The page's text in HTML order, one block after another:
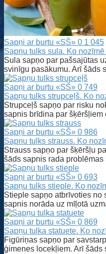
Sapņi ar burtu «SŠ» 0 1 045
Sapnu tulks sula. Ko
Sula sapņo par pašsajūtas
svinīgu pasākumu. Arī šāds
Sapņi ar burtu «SŠ» 0 749
Sapņu tulks strupceļš. Ko
Strupceļš sapņo par risku
sapnis brīdina par šķēršļiem
Sapņi ar burtu «SŠ» 0 986
Sapnu tulks strauss. Ko
Strauss sapņo par šķēršļu
šāds sapnis rada problēmas
Sapņi ar burtu «SŠ» 0 693
Sapņu tulks stieple. Ko
Stieple sapņo atbrīvoties no
sapnis norāda uz mīļotā
Sapņi ar burtu «SŠ» 0 869
Sapņu tulka statuete. Ko
Figūriņas sapņo par
ģimenes locekļiem. Arī šāds